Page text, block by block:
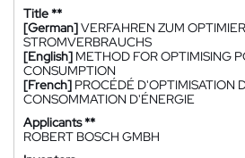
Title **
[German]VERFAHREN ZUM
STROMVERBRAUCHS
[English] METHOD FOR OPTIMISING
CONSUMPTION
[French] PROCÉDÉ D'OPTIMISATION
CONSOMMATION D'ÉNERGIE
Applicants **
ROBERT BOSCH GMBH